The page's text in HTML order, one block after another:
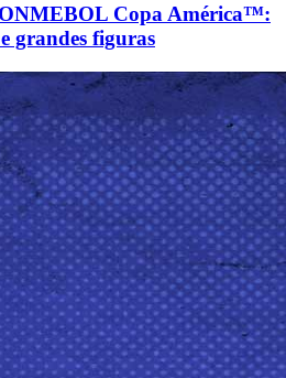
Copa América™:
e grandes figuras